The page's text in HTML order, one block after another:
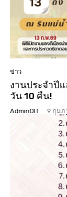
ข่าว
งานประจำปี
วัน 10 คืน!
AdminOIT - 9 กุมภ